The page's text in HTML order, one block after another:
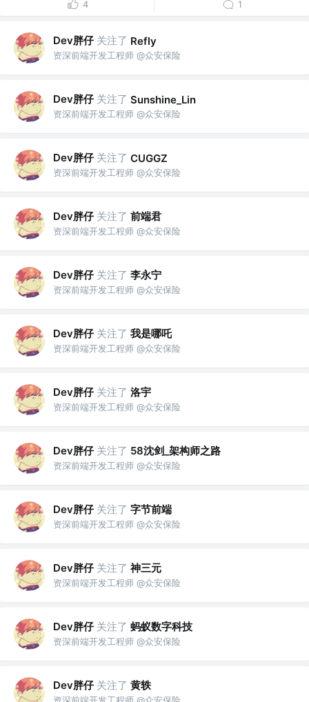
4 1
Dev胖仔 关注了 Refly
资深前端开发工程师 @众安保险
Dev胖仔 关注了 Sunshine_Lin
资深前端开发工程师 @众安保险
Dev胖仔 关注了 CUGGZ
资深前端开发工程师 @众安保险
Dev胖仔 关注了 前端君
资深前端开发工程师 @众安保险
Dev胖仔 关注了 李永宁
资深前端开发工程师 @众安保险
Dev胖仔 关注了 我是哪吒
资深前端开发工程师 @众安保险
Dev胖仔 关注了 洛宇
资深前端开发工程师 @众安保险
Dev胖仔 关注了 58沈剑_架构师之路
资深前端开发工程师 @众安保险
Dev胖仔 关注了 字节前端
资深前端开发工程师 @众安保险
Dev胖仔 关注了 神三元
资深前端开发工程师 @众安保险
Dev胖仔 关注了 蚂蚁数字科技
资深前端开发工程师 @众安保险
Dev胖仔 关注了 黄轶
资深前端开发工程师 @众安保险